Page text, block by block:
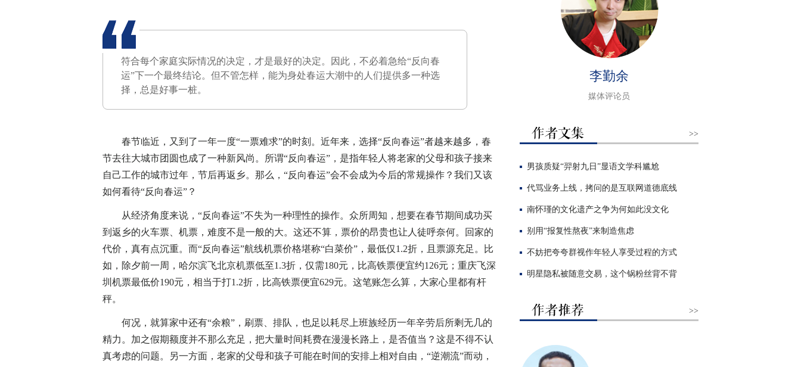
符合每个家庭实际情况的决定，才是最好的决定。因此，不必着急给“反向春
运”下一个最终结论。但不管怎样，能为身处春运大潮中的人们提供多一种选
择，总是好事一桩。
春节临近，又到了一年一度“一票难求”的时刻。近年来，选择“反向春运”者越来越多，春
节去往大城市团圆也成了一种新风尚。所谓“反向春运”，是指年轻人将老家的父母和孩子接来
自己工作的城市过年，节后再返乡。那么，“反向春运”会不会成为今后的常规操作？我们又该
如何看待“反向春运”？
从经济角度来说，“反向春运”不失为一种理性的操作。众所周知，想要在春节期间成功买
到返乡的火车票、机票，难度不是一般的大。这还不算，票价的昂贵也让人徒呼奈何。回家的
代价，真有点沉重。而“反向春运”航线机票价格堪称“白菜价”，最低仅1.2折，且票源充足。比
如，除夕前一周，哈尔滨飞北京机票低至1.3折，仅需180元，比高铁票便宜约126元；重庆飞深
圳机票最低价190元，相当于打1.2折，比高铁票便宜629元。这笔账怎么算，大家心里都有杆
秤。
何况，就算家中还有“余粮”，刷票、排队，也足以耗尽上班族经历一年辛劳后所剩无几的
精力。加之假期额度并不那么充足，把大量时间耗费在漫漫长路上，是否值当？这是不得不认
真考虑的问题。另一方面，老家的父母和孩子可能在时间的安排上相对自由，“逆潮流”而动，
李勤余
媒体评论员
>>
男孩质疑“羿射九日”显语文学科尴尬
代骂业务上线，拷问的是互联网道德底线
南怀瑾的文化遗产之争为何如此没文化
别用“报复性熬夜”来制造焦虑
不妨把夸夸群视作年轻人享受过程的方式
明星隐私被随意交易，这个锅粉丝背不背
>>